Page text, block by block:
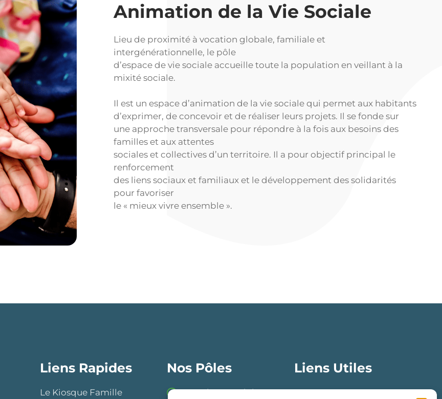
Animation de la Vie Sociale
Lieu de proximité à vocation globale, familiale et
intergénérationnelle, le pôle
d’espace de vie sociale accueille toute la population en veillant à la
mixité sociale.
Il est un espace d’animation de la vie sociale qui permet aux habitants
d’exprimer, de concevoir et de réaliser leurs projets. Il se fonde sur
une approche transversale pour répondre à la fois aux besoins des
familles et aux attentes
sociales et collectives d’un territoire. Il a pour objectif principal le
renforcement
des liens sociaux et familiaux et le développement des solidarités
pour favoriser
le « mieux vivre ensemble ».
Liens Rapides
Le Kiosque Famille
Nos Pôles
Insertion Emploi
Liens Utiles
Nous contacter